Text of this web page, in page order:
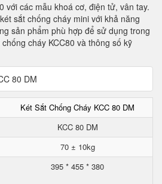
với các mẫu khoá cơ, điện tử, vân tay.
sắt chống cháy mini với khả năng
sản phẩm phù hợp để sử dụng trong
cháy KCC80 và thông số kỹ
Két Sắt Chống Cháy KCC 80 DM
KCC 80 DM
70 ± 10kg
395 * 455 * 380